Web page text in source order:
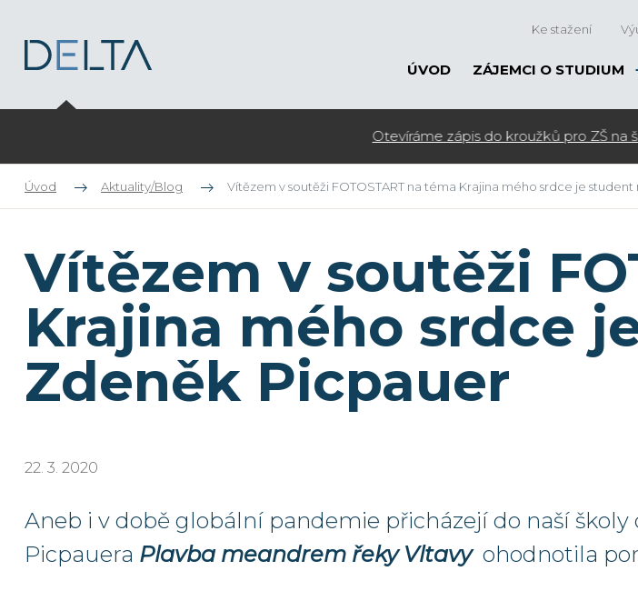
Ke stažení
ÚVOD ZÁJEMCI O STUDIUM
Otevíráme zápis do kroužků pro ZŠ na školní rok 2026/27
Úvod Aktuality/Blog Vítězem v soutěži FOTOSTART na téma Krajina mého srdce je
Vítězem v soutěži
Krajina mého srdce
Zdeněk Picpauer
22. 3. 2020
Aneb i v době globální pandemie přicházejí do naší školy
Picpauera Plavba meandrem řeky Vltavyohodnotila